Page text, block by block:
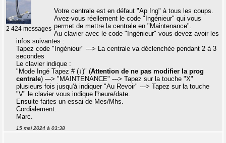
2 424 messages
Votre centrale est en défaut "Ap Ing" à tous les coups.
Avez-vous réellement le code "Ingénieur" qui vous
permet de mettre la centrale en "Maintenance".
Au clavier avec le code "Ingénieur" vous devez avoir les
infos suivantes :
Tapez code "Ingénieur" ---> La centrale va déclenchée pendant 2 à 3
secondes
Le clavier indique :
"Mode Ingé Tapez # (↓)" (Attention de ne pas modifier la prog
centrale) ---> "MAINTENANCE" ---> Tapez sur la touche "X"
plusieurs fois jusqu'à indiquer "Au Revoir" ---> Tapez sur la touche
"V" le clavier vous indique l'heure/date.
Ensuite faites un essai de Mes/Mhs.
Cordialement.
Marc.
15 mai 2024 à 03:38